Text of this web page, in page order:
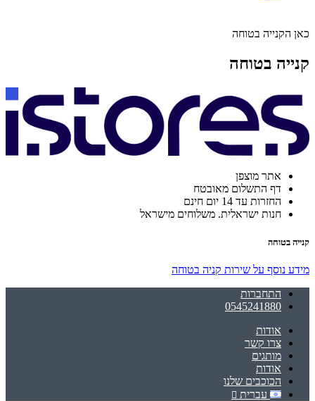
כאן הקנייה בטוחה
קנייה בטוחה
אתר מוצפן
דף התשלום מאובטח
החזרות עד 14 יום חינם
חנות ישראלית. משלוחים מישראל
קנייה בטוחה
מידע נוסף על שירות קניה בטוחה
התחברות
0545241880
אודות
צרו קשר
מותגים
אודות
הכוכבים שלנו
עברית